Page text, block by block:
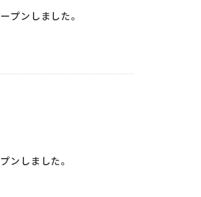
プンしました。
ンしました。